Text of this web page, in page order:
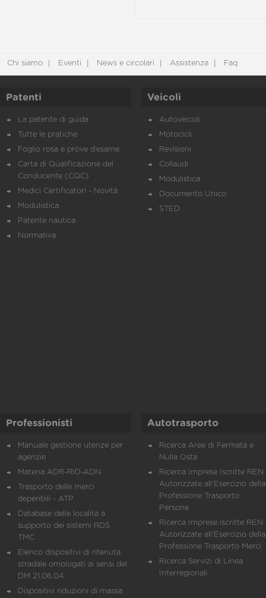
Chi siamo Eventi News e circolari Assistenza Faq
Patenti
La patente di guida
Tutte le pratiche
Foglio rosa e prove d’esame
Carta di Qualificazione del
Conducente (CQC)
Medici Certificatori - Novità
Modulistica
Patente nautica
Normativa
Veicoli
Autoveicoli
Motocicli
Revisioni
Collaudi
Modulistica
Documento Unico
STED
Professionisti
Manuale gestione utenze per
agenzie
Materia ADR-RID-ADN
Trasporto delle merci
deperibili - ATP
Database delle località a
supporto dei sistemi RDS
TMC
Elenco dispositivi di ritenuta
stradale omologati ai sensi del
DM 21.06.04
Dispositivi riduzioni di massa
Autotrasporto
Ricerca Aree di Fermata e
Nulla Osta
Ricerca Imprese Iscritte REN
Autorizzate all'Esercizio della
Professione Trasporto
Persone
Ricerca Imprese iscritte REN
Autorizzate all'Esercizio della
Professione Trasporto Merci
Ricerca Servizi di Linea
Interregionali